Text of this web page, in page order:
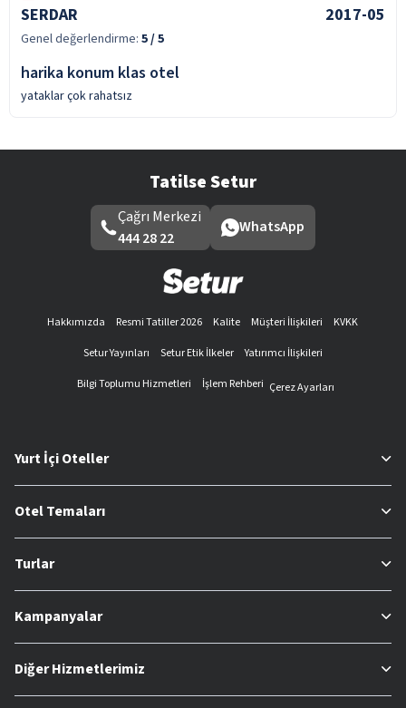
SERDAR 2017-05
Genel değerlendirme: 5/ 5
harika konum klas otel
yataklar çok rahatsız
Tatilse Setur
Çağrı Merkezi
444 28 22
WhatsApp
Hakkımızda Resmi Tatiller 2026 Kalite Müşteri İlişkileri
KVKK
Setur Yayınları
Setur Etik İlkeler
Yatırımcı İlişkileri
Bilgi Toplumu Hizmetleri
İşlem Rehberi Çerez Ayarları
Yurt İçi Oteller
Otel Temaları
Turlar
Kampanyalar
Diğer Hizmetlerimiz